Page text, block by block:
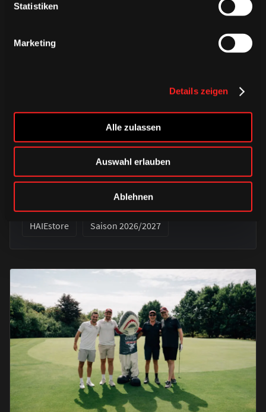
Statistiken
Marketing
Details zeigen
Alle zulassen
Auswahl erlauben
Ablehnen
DONNERSTAG, 06. AUGUST 2026
Verbunden auf jedem Weg – unser
Auswärtstrikot 2026/2027
HAIEstore Saison 2026/2027